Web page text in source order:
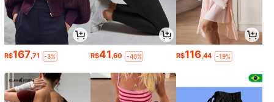
R$167,71 -3% R$41,60 -40% R$116,44 -19%